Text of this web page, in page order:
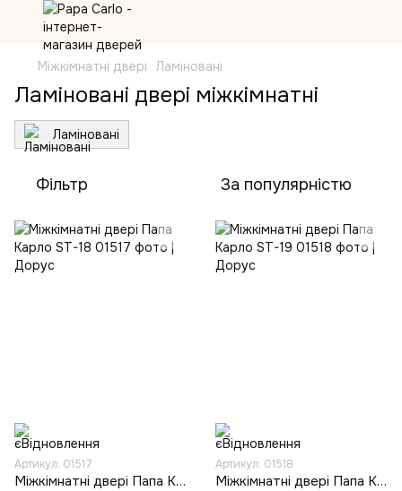
Міжкімнатні двері Ламіновані
Ламіновані двері міжкімнатні
Ламіновані
Фільтр За популярністю
Артикул: 01517
Міжкімнатні двері Папа Карло ST-18
Артикул: 01518
Міжкімнатні двері Папа Карло ST-19